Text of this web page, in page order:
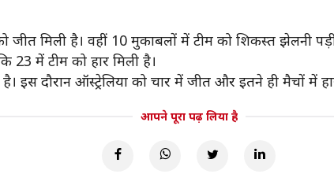
मिली है। वहीं 10 मुकाबलों में टीम को शिकस्त झेलनी
में टीम को हार मिली है।
इस दौरान ऑस्ट्रेलिया को चार में जीत और इतने ही मैचों में
आपने पूरा पढ़ लिया है